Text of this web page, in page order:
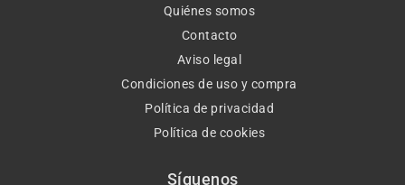
Quiénes somos
Contacto
Aviso legal
Condiciones de uso y compra
Política de privacidad
Política de cookies
Síguenos